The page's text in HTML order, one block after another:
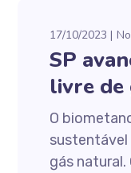
17/10/2023
SP
livre de
O
sustentável
gás natural.